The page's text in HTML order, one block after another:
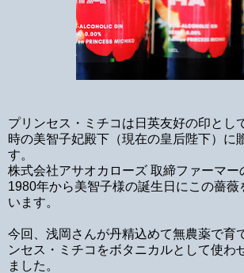
プリンセス・ミチコは日英友好の印とし
時の美智子妃殿下（現在の皇后陛下）に
す。
株式会社アサオカローズ 取締ファーマー
1980年から美智子様の誕生日にこの薔薇
います。
今回、浅岡さんが丹精込めて無農薬で育
ンセス・ミチコをボタニカルとして使わ
ました。